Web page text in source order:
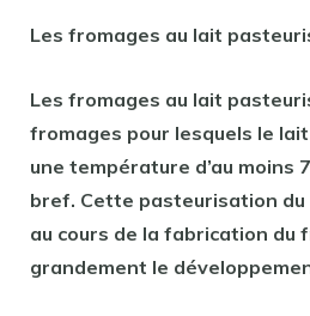
Les fromages au lait
Les fromages au lait
fromages pour lesquels le lait
une température d’au moins
bref. Cette pasteurisation du
au cours de la fabrication du
grandement le